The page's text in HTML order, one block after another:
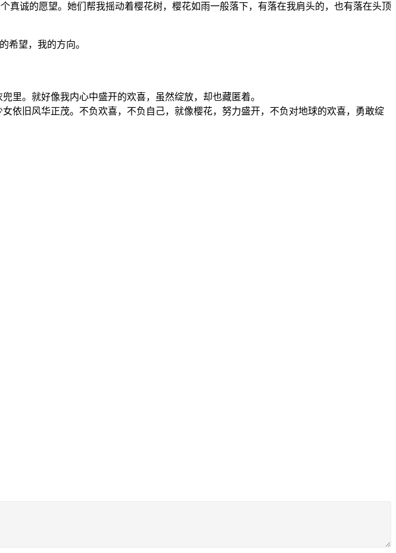
诚的愿望。她们帮我摇动着樱花树，樱花如雨一般落下，有落在我肩头的，也有落在头顶
希望，我的方向。
里。就好像我内心中盛开的欢喜，虽然绽放，却也藏匿着。
依旧风华正茂。不负欢喜，不负自己，就像樱花，努力盛开，不负对地球的欢喜，勇敢绽